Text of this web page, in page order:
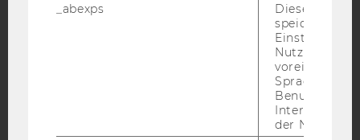
Bluesky
_abexps
Dieses Cookie
speichert
Nutzer*in, zB.
Sprache,
der Nutzer*in